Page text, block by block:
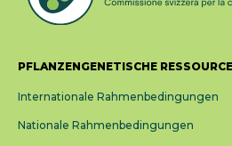
PFLANZENGENETISCHE
Internationale Rahmenbedingungen
Nationale Rahmenbedingungen